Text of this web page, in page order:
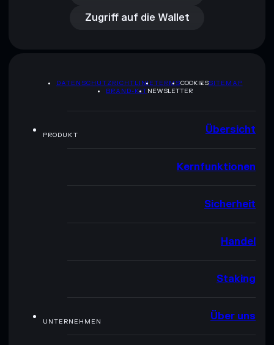
Zugriff auf die Wallet
DATENSCHUTZRICHTLINIETERMSCOOKIESSITEMAP
BRAND-KITNEWSLETTER
PRODUKT Übersicht
Kernfunktionen
Sicherheit
Handel
Staking
UNTERNEHMEN Über uns